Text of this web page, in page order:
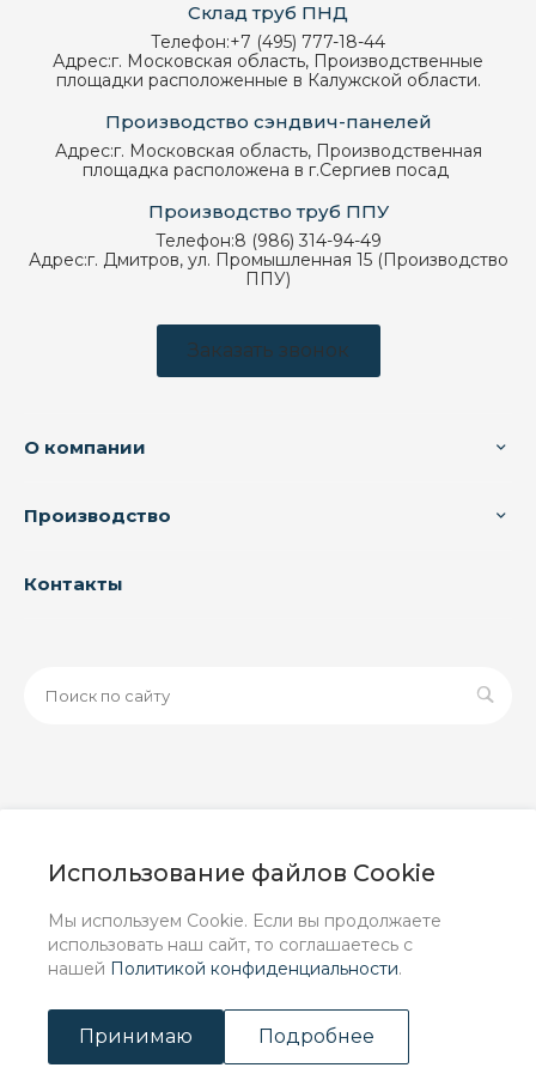
Использование файлов Cookie
Мы используем Cookie. Если вы продолжаете
использовать наш сайт, то соглашаетесь с
нашей Политикой конфиденциальности.
Принимаю Подробнее
Склад труб ПНД
Телефон:+7 (495) 777-18-44
Адрес:г. Московская область, Производственные
площадки расположенные в Калужской области.
Производство сэндвич-панелей
Адрес:г. Московская область, Производственная
площадка расположена в г.Сергиев посад
Производство труб ППУ
Телефон:8 (986) 314-94-49
Адрес:г. Дмитров, ул. Промышленная 15 (Производство
ППУ)
Заказать звонок
О компании
Производство
Контакты
информационный характер и ни при каких условиях не
положениями Статьи 437 (2) ГК РФ.